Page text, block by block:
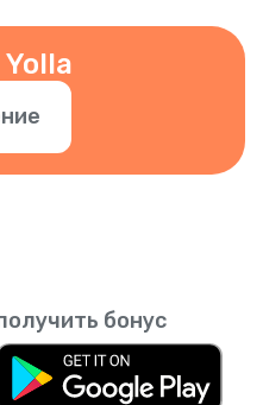
бонус